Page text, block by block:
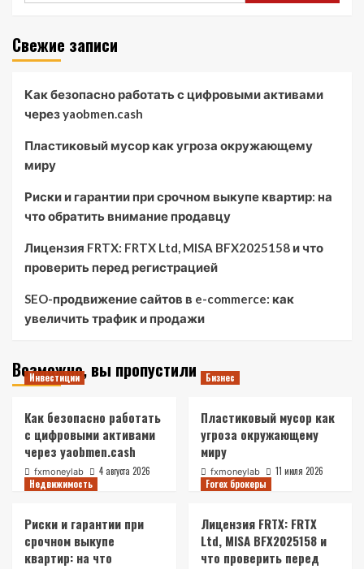
договор
Свежие записи
Как безопасно работать с цифровыми активами
через yaobmen.cash
Пластиковый мусор как угроза окружающему
миру
Риски и гарантии при срочном выкупе квартир: на
что обратить внимание продавцу
Лицензия FRTX: FRTX Ltd, MISA BFX2025158 и что
проверить перед регистрацией
SEO-продвижение сайтов в e-commerce: как
увеличить трафик и продажи
Возможно, вы пропустили
Инвестиции
Как безопасно работать
с цифровыми активами
через yaobmen.cash
fxmoneylab 4 августа 2026
Бизнес
Пластиковый мусор как
угроза окружающему
миру
fxmoneylab
11 июля 2026
Недвижимость
Риски и гарантии при
срочном выкупе
квартир: на что
Forex брокеры
Лицензия FRTX: FRTX
Ltd, MISA BFX2025158 и
что проверить перед